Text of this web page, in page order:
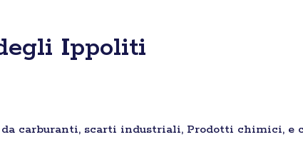
Ippoliti
carburanti, scarti industriali, Prodotti chimici, e